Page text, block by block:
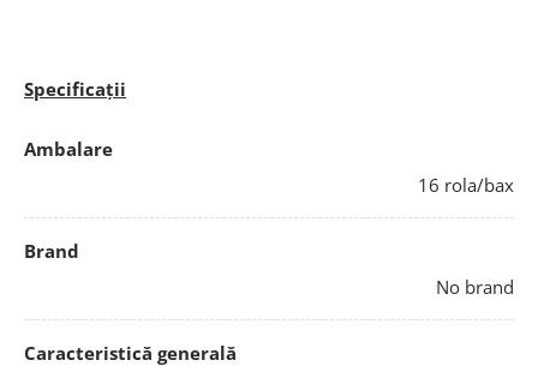
Specificații
Ambalare
16 rola/bax
Brand
No brand
Caracteristică generală